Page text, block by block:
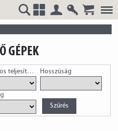
GÉPEK
teljesítményHosszúság